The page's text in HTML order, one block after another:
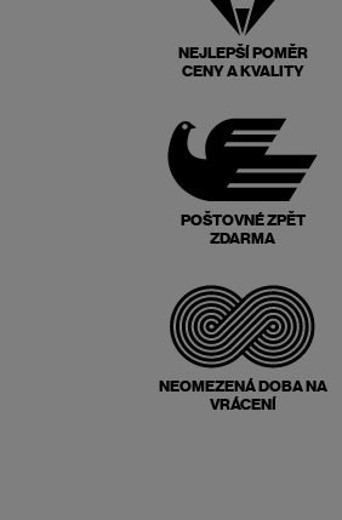
NEJLEPŠÍ POMĚR
CENY A KVALITY
POŠTOVNÉ ZPĚT
ZDARMA
NEOMEZENÁ DOBA NA
VRÁCENÍ